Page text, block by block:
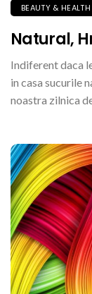
BEAUTY & HEALTH
Natural,
Indiferent daca
in casa sucurile
noastra zilnica